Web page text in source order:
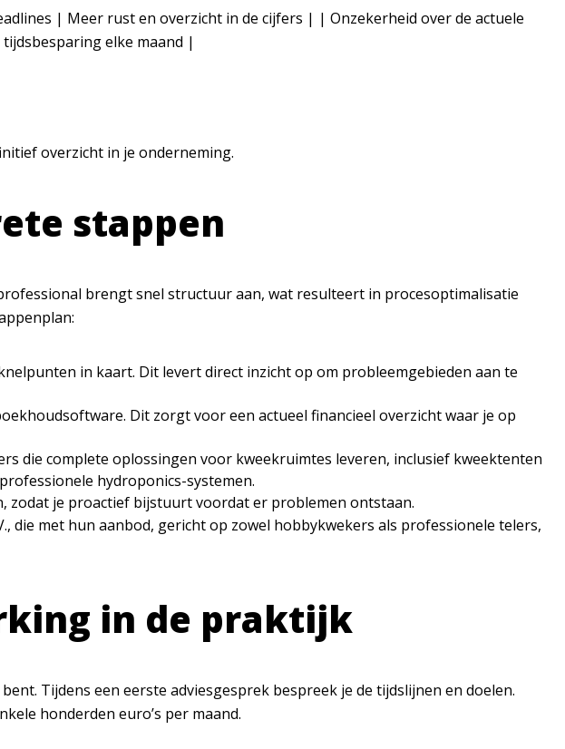
| Meer rust en overzicht in de cijfers | | Onzekerheid over de actuele
elke maand |
overzicht in je onderneming.
stappen
brengt snel structuur aan, wat resulteert in procesoptimalisatie
in kaart. Dit levert direct inzicht op om probleemgebieden aan te
Dit zorgt voor een actueel financieel overzicht waar je op
die complete oplossingen voor kweekruimtes leveren, inclusief kweektenten
hydroponics-systemen.
zodat je proactief bijstuurt voordat er problemen ontstaan.
die met hun aanbod, gericht op zowel hobbykwekers als professionele telers,
in de praktijk
Tijdens een eerste adviesgesprek bespreek je de tijdslijnen en doelen.
honderden euro’s per maand.